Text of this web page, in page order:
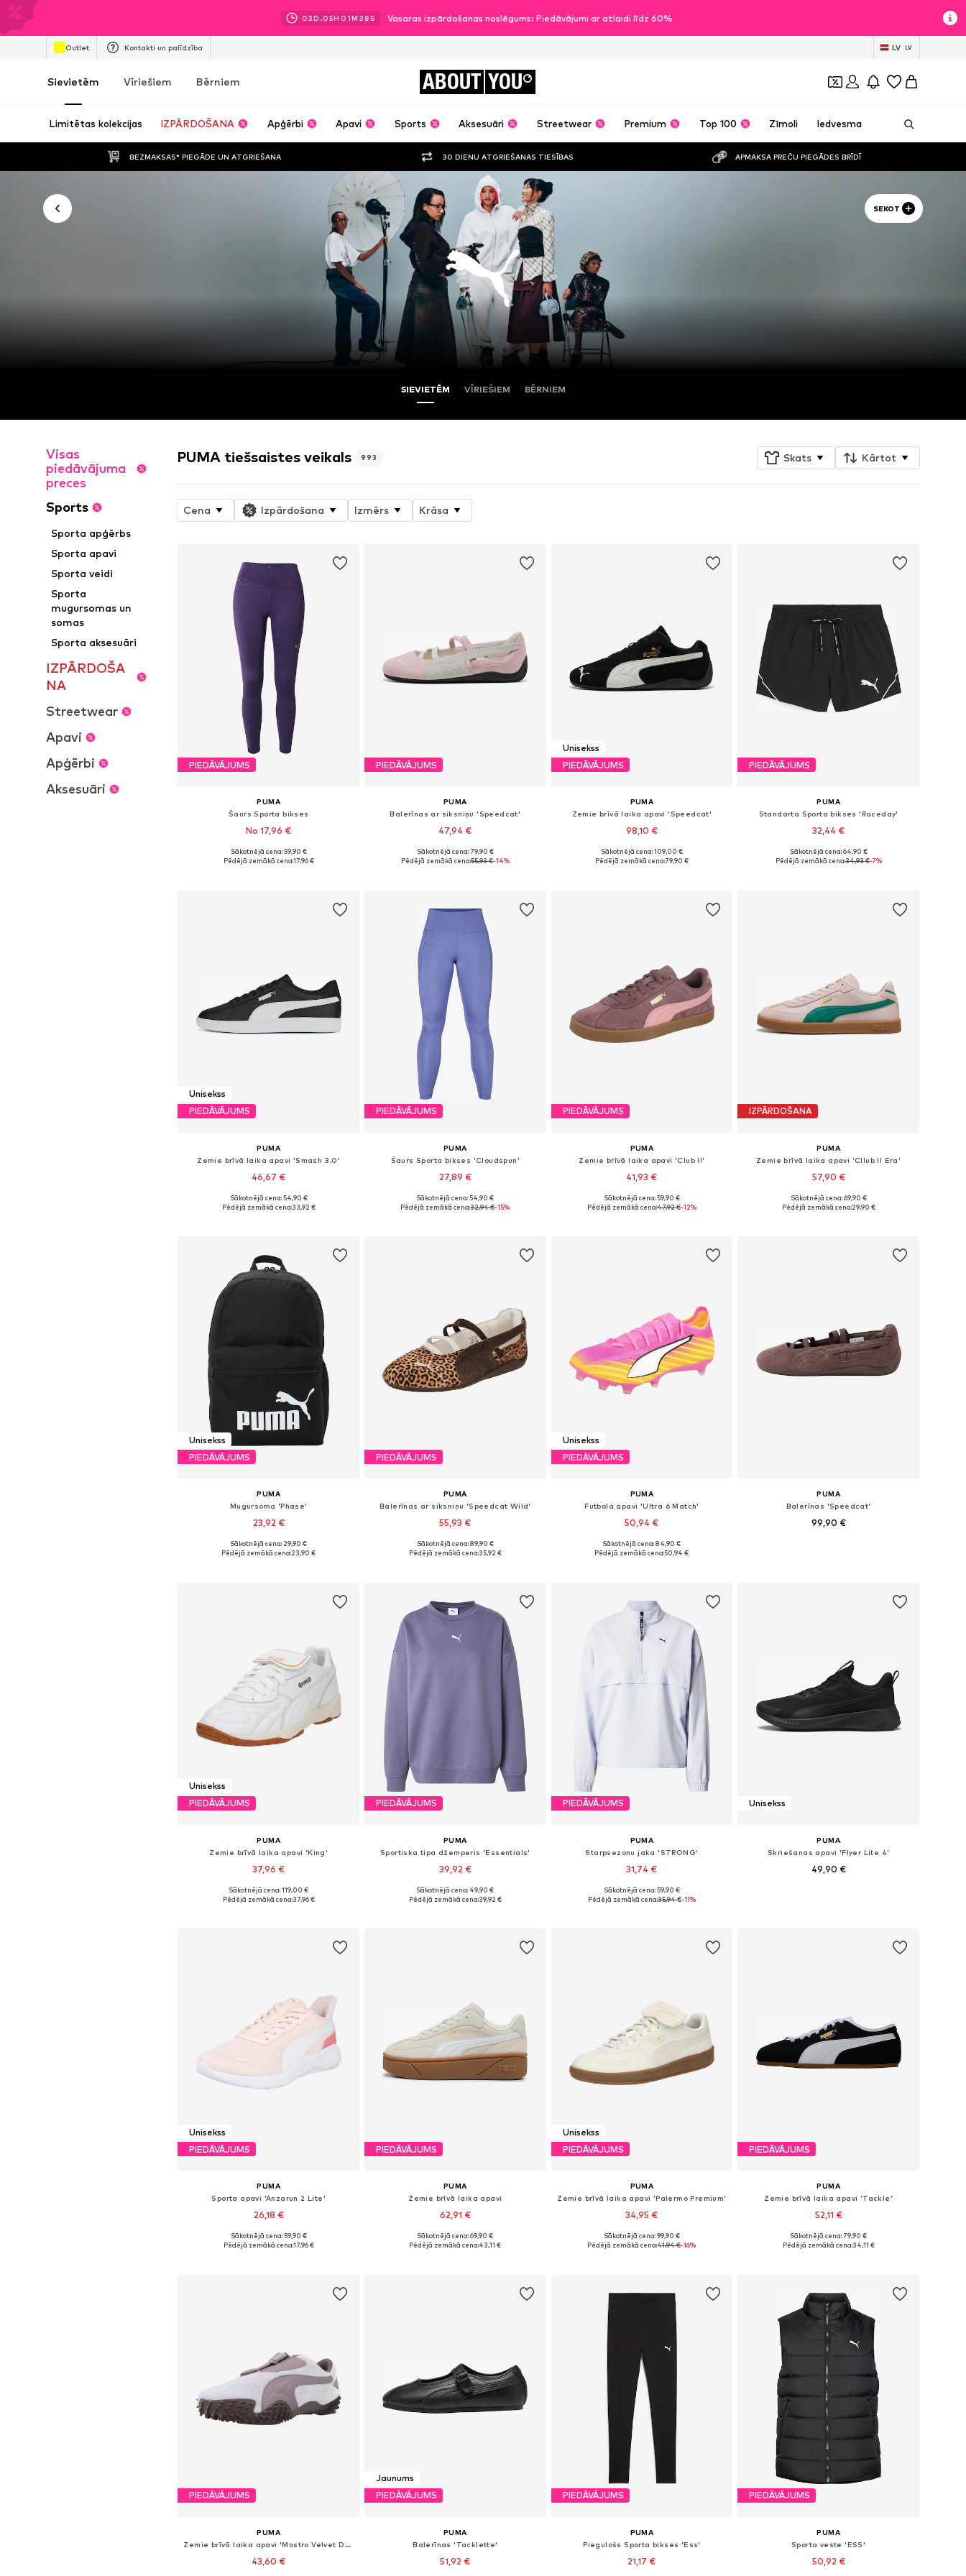
03D.05H 01M 36 S Vasaras izpārdošanas noslēgums: Piedāvājumi ar atlaidi līdz 60%
Outlet Kontakti un palīdzība LV LV
Sievietēm Vīriešiem Bērniem ABOUT YOU
Limitētas kolekcijas IZPĀRDOŠANA Apģērbi Apavi Sports Aksesuāri Streetwear Premium Top 100 Zīmoli Iedvesma
BEZMAKSAS* PIEGĀDE UN ATGRIEŠANA 30 DIENU ATGRIEŠANAS TIESĪBAS APMAKSA PREČU PIEGĀDES BRĪDĪ
SEKOT
SIEVIETĒM VĪRIEŠIEM BĒRNIEM
Visas
piedāvājuma
preces
Sports
Sporta apģērbs
Sporta apavi
Sporta veidi
Sporta
mugursomas un
somas
Sporta aksesuāri
IZPĀRDOŠA
NA
Streetwear
Apavi
Apģērbi
Aksesuāri
PUMA tiešsaistes veikals 993 Skats Kārtot
Cena Izpārdošana Izmērs Krāsa
PIEDĀVĀJUMS
PUMA
Šaurs Sporta bikses
No 17,96 €
Pieejamie izmēri: XS, S, M, L, XL
Sākotnējā cena: 59,90 €
Pēdējā zemākā cena:17,96 €
PIEDĀVĀJUMS
PUMA
Balerīnas ar siksniņu 'Speedcat'
47,94 €
Pieejams daudzos izmēros
Sākotnējā cena: 79,90 €
Pēdējā zemākā cena:55,93 €-14%
Unisekss
PIEDĀVĀJUMS
PUMA
Zemie brīvā laika apavi 'Speedcat'
98,10 €
+3
Pieejams daudzos izmēros
Sākotnējā cena: 109,00 €
Pēdējā zemākā cena:79,90 €
PIEDĀVĀJUMS
PUMA
Standarta Sporta bikses 'Raceday'
32,44 €
Sākotnējā cena: 64,90 €
Pēdējā zemākā cena:34,93 €-7%
Unisekss
PIEDĀVĀJUMS
PUMA
Zemie brīvā laika apavi 'Smash 3.0'
46,67 €
+4
Pieejams daudzos izmēros
Sākotnējā cena: 54,90 €
Pēdējā zemākā cena:33,92 €
PIEDĀVĀJUMS
PUMA
Šaurs Sporta bikses 'Cloudspun'
27,89 €
Sākotnējā cena: 54,90 €
Pēdējā zemākā cena:32,94 €-15%
PIEDĀVĀJUMS
PUMA
Zemie brīvā laika apavi 'Club II'
41,93 €
Pieejams daudzos izmēros
Sākotnējā cena: 59,90 €
Pēdējā zemākā cena:47,92 €-12%
IZPĀRDOŠANA
PUMA
Zemie brīvā laika apavi 'Cllub II Era'
57,90 €
+2
Pieejams daudzos izmēros
Sākotnējā cena: 69,90 €
Pēdējā zemākā cena:29,90 €
Unisekss
PIEDĀVĀJUMS
PUMA
Mugursoma 'Phase'
23,92 €
Pieejamie izmēri: One Size
Sākotnējā cena: 29,90 €
Pēdējā zemākā cena:23,90 €
PIEDĀVĀJUMS
PUMA
Balerīnas ar siksniņu 'Speedcat Wild'
55,93 €
Pieejams daudzos izmēros
Sākotnējā cena: 89,90 €
Pēdējā zemākā cena:35,92 €
Unisekss
PIEDĀVĀJUMS
PUMA
Futbola apavi 'Ultra 6 Match'
50,94 €
Pieejams daudzos izmēros
Sākotnējā cena: 84,90 €
Pēdējā zemākā cena:50,94 €
PUMA
Balerīnas 'Speedcat'
99,90 €
Unisekss
PIEDĀVĀJUMS
PUMA
Zemie brīvā laika apavi 'King'
37,96 €
Pieejams daudzos izmēros
Sākotnējā cena: 119,00 €
Pēdējā zemākā cena:37,96 €
PIEDĀVĀJUMS
PUMA
Sportiska tipa džemperis 'Essentials'
39,92 €
Pieejamie izmēri: XS, S, M, L, XL
Sākotnējā cena: 49,90 €
Pēdējā zemākā cena:39,92 €
PIEDĀVĀJUMS
PUMA
Starpsezonu jaka 'STRONG'
31,74 €
Pieejamie izmēri: XS, M, L
Sākotnējā cena: 59,90 €
Pēdējā zemākā cena:35,94 €-11%
Unisekss
PUMA
Skriešanas apavi 'Flyer Lite 4'
49,90 €
Unisekss
PIEDĀVĀJUMS
PUMA
Sporta apavi 'Anzarun 2 Lite'
26,18 €
Pieejamie izmēri: 44, 44,5
Sākotnējā cena: 59,90 €
Pēdējā zemākā cena:17,96 €
PIEDĀVĀJUMS
PUMA
Zemie brīvā laika apavi
62,91 €
Pieejams daudzos izmēros
Sākotnējā cena: 69,90 €
Pēdējā zemākā cena:43,11 €
Unisekss
PIEDĀVĀJUMS
PUMA
Zemie brīvā laika apavi 'Palermo Premium'
34,95 €
Pieejams daudzos izmēros
Sākotnējā cena: 99,90 €
Pēdējā zemākā cena:41,94 €-16%
PIEDĀVĀJUMS
PUMA
Zemie brīvā laika apavi 'Tackle'
52,11 €
+3
Pieejams daudzos izmēros
Sākotnējā cena: 79,90 €
Pēdējā zemākā cena:34,11 €
PIEDĀVĀJUMS
PUMA
Zemie brīvā laika apavi 'Mostro Velvet Dream'
43,60 €
Jaunums
PIEDĀVĀJUMS
PUMA
Balerīnas 'Tacklette'
51,92 €
PIEDĀVĀJUMS
PUMA
Piegulošs Sporta bikses 'Ess'
21,17 €
PIEDĀVĀJUMS
PUMA
Sporta veste 'ESS'
50,92 €